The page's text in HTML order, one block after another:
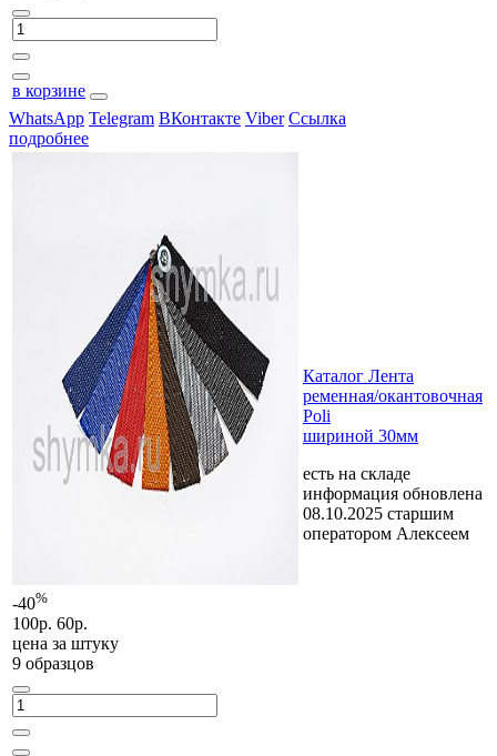
в корзине
WhatsApp Telegram ВКонтакте Viber Ссылка
подробнее
-40%
100р. 60р.
цена за штуку
9 образцов
Каталог Лента
ременная/окантовочная
Poli
шириной 30мм
есть на складе
информация обновлена
08.10.2025 старшим
оператором Алексеем